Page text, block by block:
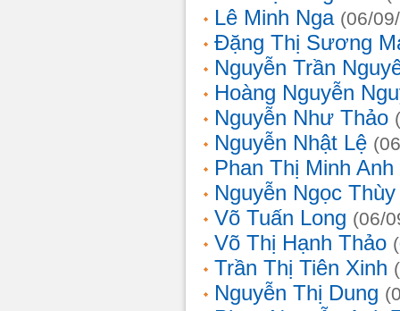
Lê Minh Nga (06/
Đặng Thị Sương
Nguyễn Trần
Hoàng Nguyễn
Nguyễn Như Thảo
Nguyễn Nhật Lệ
Phan Thị Minh Anh
Nguyễn Ngọc
Võ Tuấn Long (06/
Võ Thị Hạnh Thảo
Trần Thị Tiên Xinh
Nguyễn Thị Dung